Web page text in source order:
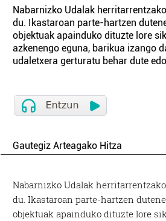
Nabarnizko Udalak
du. Ikastaroan parte-hartzen
objektuak apainduko dituzte lore
azkenengo eguna, barikua izango
udaletxera gerturatu behar dute
Gautegiz Arteagako Hitza
Nabarnizko Udalak
du. Ikastaroan parte-hartzen
objektuak apainduko dituzte lore